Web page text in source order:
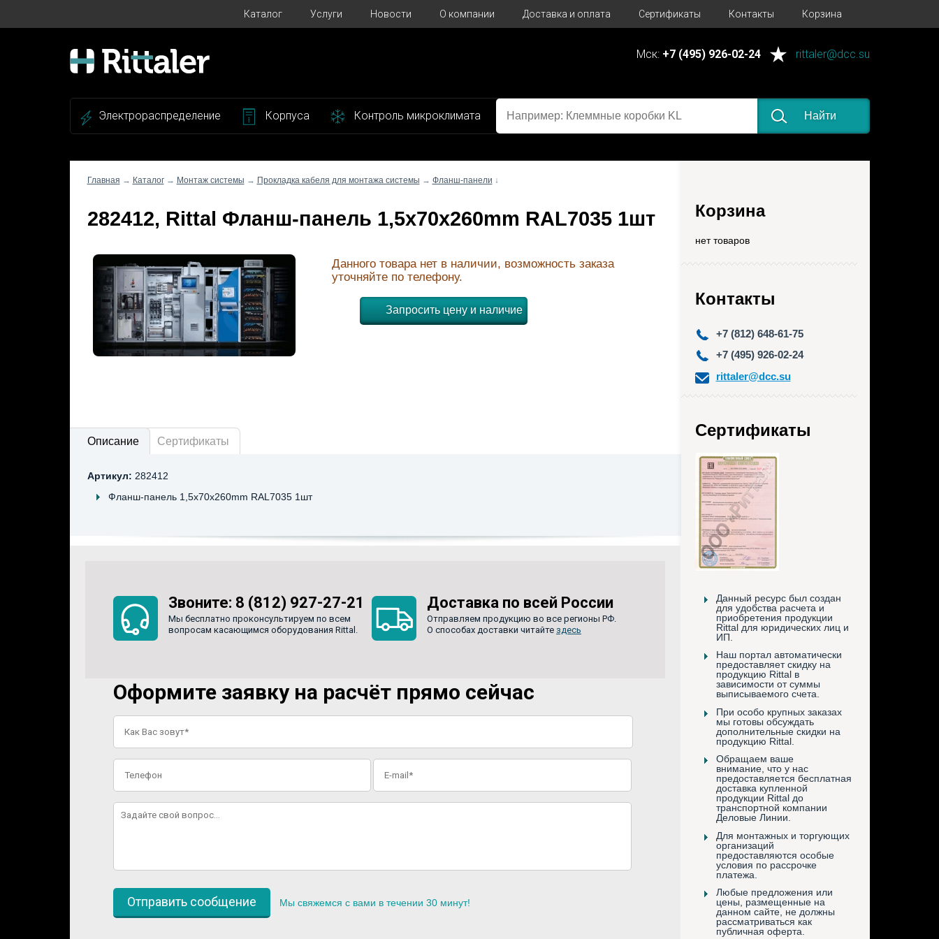
Каталог Услуги Новости О компании Доставка и оплата Сертификаты Контакты Корзина
Мск: +7 (495) 926-02-24 rittaler@dcc.su
Электрораспределение Корпуса Контроль микроклимата Найти
Корзина
нет товаров
Контакты
+7 (812) 648-61-75
+7 (495) 926-02-24
rittaler@dcc.su
Сертификаты
Данный ресурс был создан
для удобства расчета и
приобретения продукции
Rittal для юридических лиц и
ИП.
Наш портал автоматически
предоставляет скидку на
продукцию Rittal в
зависимости от суммы
выписываемого счета.
При особо крупных заказах
мы готовы обсуждать
дополнительные скидки на
продукцию Rittal.
Обращаем ваше
внимание, что у нас
предоставляется бесплатная
доставка купленной
продукции Rittal до
транспортной компании
Деловые Линии.
Для монтажных и торгующих
организаций
предоставляются особые
условия по рассрочке
платежа.
Любые предложения или
цены, размещенные на
данном сайте, не должны
рассматриваться как
публичная оферта.
Главная → Каталог→ Монтаж системы → Прокладка кабеля для монтажа системы → Фланш-панели ↓
282412, Rittal Фланш-панель 1,5x70x260mm RAL7035 1шт
Данного товара нет в наличии, возможность заказа
уточняйте по телефону.
Запросить цену и наличие
Описание Сертификаты
Артикул: 282412
Фланш-панель 1,5x70x260mm RAL7035 1шт
Звоните: 8 (812) 927-27-21
Мы бесплатно проконсультируем по всем
вопросам касающимся оборудования Rittal.
Доставка по всей России
Отправляем продукцию во все регионы РФ.
О способах доставки читайте здесь
Оформите заявку на расчёт прямо сейчас
Мы свяжемся с вами в течении 30 минут!